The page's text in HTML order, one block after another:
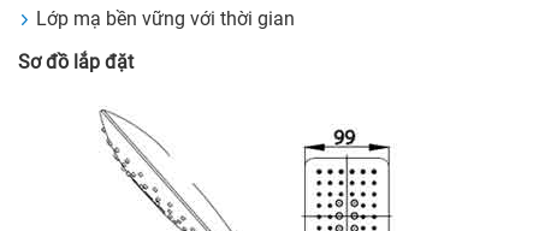
Lớp mạ bền vững với thời gian
Sơ đồ lắp đặt